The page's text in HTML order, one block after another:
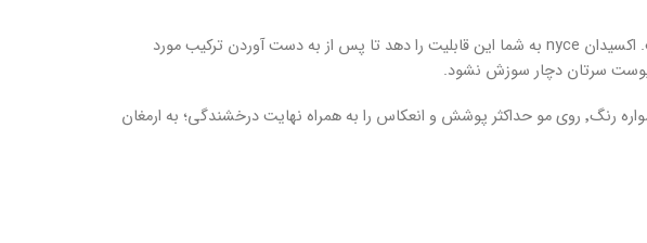
این محصول یک اکسیدان مو ۱۰۰۰ میل می‌باشد که با پانتنول ساخته شده است. اکسیدان nyce به شما این قابلیت را دهد تا پس از به دست آوردن ترکیب مورد
پوست سرتان دچار سوزش نشود.
ساخته شده است تا همواره رنگ٬ روی مو حداکثر پوشش و انعکاس را به همراه نهایت درخشندگی؛ به ارمغان